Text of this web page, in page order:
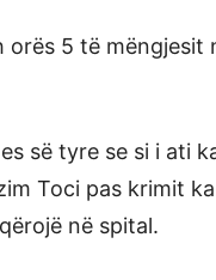
5 të mëngjesit
së tyre se si i ati
Toci pas krimit
në spital.